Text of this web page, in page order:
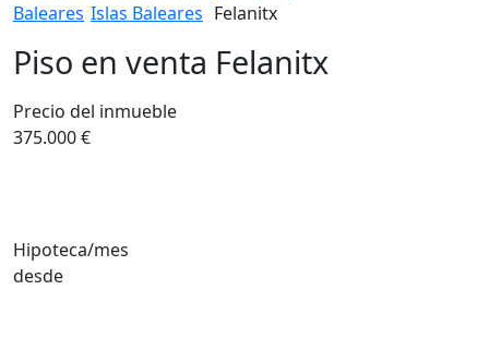
Baleares Islas Baleares Felanitx
Piso en venta Felanitx
Precio del inmueble
375.000 €
Hipoteca/mes
desde